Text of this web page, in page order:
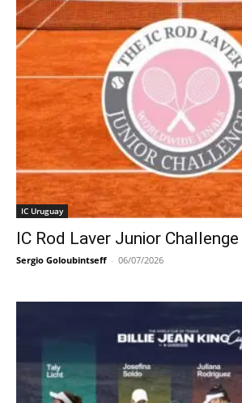
IC Uruguay
IC Rod Laver Junior Challenge
Sergio Goloubintseff - 06/07/2026